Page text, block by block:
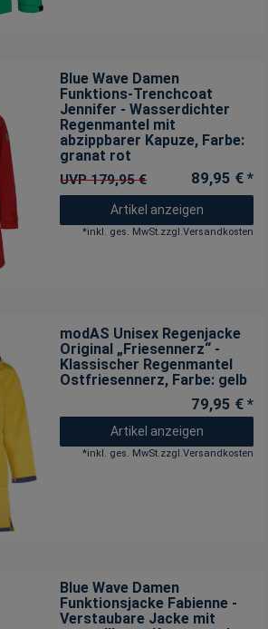
Blue Wave Damen
Funktions-Trenchcoat
Jennifer - Wasserdichter
Regenmantel mit
abzippbarer Kapuze, Farbe:
granat rot
UVP 179,95 € 89,95 € *
Artikel anzeigen
*inkl. ges. MwSt.zzgl.Versandkosten
modAS Unisex Regenjacke
Original „Friesennerz“ -
Klassischer Regenmantel
Ostfriesennerz, Farbe: gelb
79,95 € *
Artikel anzeigen
*inkl. ges. MwSt.zzgl.Versandkosten
Blue Wave Damen
Funktionsjacke Fabienne -
Verstaubare Jacke mit